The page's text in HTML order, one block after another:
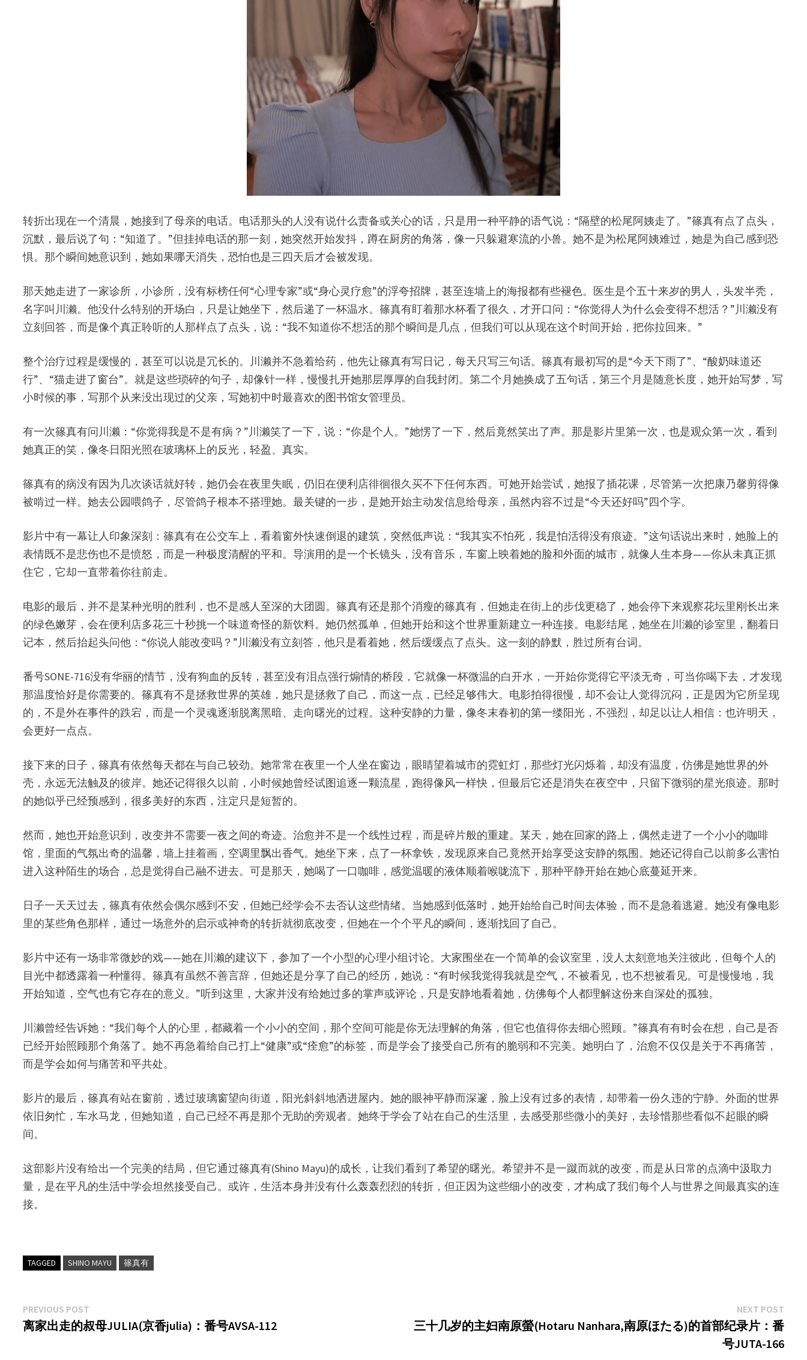
转折出现在一个清晨，她接到了母亲的电话。电话那头的人没有说什么责备或关心的话，只是用一种平静的语气说：“隔壁的松尾阿姨走了。”篠真有点了点头，
沉默，最后说了句：“知道了。”但挂掉电话的那一刻，她突然开始发抖，蹲在厨房的角落，像一只躲避寒流的小兽。她不是为松尾阿姨难过，她是为自己感到恐
惧。那个瞬间她意识到，她如果哪天消失，恐怕也是三四天后才会被发现。
那天她走进了一家诊所，小诊所，没有标榜任何“心理专家”或“身心灵疗愈”的浮夸招牌，甚至连墙上的海报都有些褪色。医生是个五十来岁的男人，头发半秃，
名字叫川濑。他没什么特别的开场白，只是让她坐下，然后递了一杯温水。篠真有盯着那水杯看了很久，才开口问：“你觉得人为什么会变得不想活？”川濑没有
立刻回答，而是像个真正聆听的人那样点了点头，说：“我不知道你不想活的那个瞬间是几点，但我们可以从现在这个时间开始，把你拉回来。”
整个治疗过程是缓慢的，甚至可以说是冗长的。川濑并不急着给药，他先让篠真有写日记，每天只写三句话。篠真有最初写的是“今天下雨了”、“酸奶味道还
行”、“猫走进了窗台”。就是这些琐碎的句子，却像针一样，慢慢扎开她那层厚厚的自我封闭。第二个月她换成了五句话，第三个月是随意长度，她开始写梦，写
小时候的事，写那个从来没出现过的父亲，写她初中时最喜欢的图书馆女管理员。
有一次篠真有问川濑：“你觉得我是不是有病？”川濑笑了一下，说：“你是个人。”她愣了一下，然后竟然笑出了声。那是影片里第一次，也是观众第一次，看到
她真正的笑，像冬日阳光照在玻璃杯上的反光，轻盈、真实。
篠真有的病没有因为几次谈话就好转，她仍会在夜里失眠，仍旧在便利店徘徊很久买不下任何东西。可她开始尝试，她报了插花课，尽管第一次把康乃馨剪得像
被啃过一样。她去公园喂鸽子，尽管鸽子根本不搭理她。最关键的一步，是她开始主动发信息给母亲，虽然内容不过是“今天还好吗”四个字。
影片中有一幕让人印象深刻：篠真有在公交车上，看着窗外快速倒退的建筑，突然低声说：“我其实不怕死，我是怕活得没有痕迹。”这句话说出来时，她脸上的
表情既不是悲伤也不是愤怒，而是一种极度清醒的平和。导演用的是一个长镜头，没有音乐，车窗上映着她的脸和外面的城市，就像人生本身——你从未真正抓
住它，它却一直带着你往前走。
电影的最后，并不是某种光明的胜利，也不是感人至深的大团圆。篠真有还是那个消瘦的篠真有，但她走在街上的步伐更稳了，她会停下来观察花坛里刚长出来
的绿色嫩芽，会在便利店多花三十秒挑一个味道奇怪的新饮料。她仍然孤单，但她开始和这个世界重新建立一种连接。电影结尾，她坐在川濑的诊室里，翻着日
记本，然后抬起头问他：“你说人能改变吗？”川濑没有立刻答，他只是看着她，然后缓缓点了点头。这一刻的静默，胜过所有台词。
番号SONE-716没有华丽的情节，没有狗血的反转，甚至没有泪点强行煽情的桥段，它就像一杯微温的白开水，一开始你觉得它平淡无奇，可当你喝下去，才发现
那温度恰好是你需要的。篠真有不是拯救世界的英雄，她只是拯救了自己，而这一点，已经足够伟大。电影拍得很慢，却不会让人觉得沉闷，正是因为它所呈现
的，不是外在事件的跌宕，而是一个灵魂逐渐脱离黑暗、走向曙光的过程。这种安静的力量，像冬末春初的第一缕阳光，不强烈，却足以让人相信：也许明天，
会更好一点点。
接下来的日子，篠真有依然每天都在与自己较劲。她常常在夜里一个人坐在窗边，眼睛望着城市的霓虹灯，那些灯光闪烁着，却没有温度，仿佛是她世界的外
壳，永远无法触及的彼岸。她还记得很久以前，小时候她曾经试图追逐一颗流星，跑得像风一样快，但最后它还是消失在夜空中，只留下微弱的星光痕迹。那时
的她似乎已经预感到，很多美好的东西，注定只是短暂的。
然而，她也开始意识到，改变并不需要一夜之间的奇迹。治愈并不是一个线性过程，而是碎片般的重建。某天，她在回家的路上，偶然走进了一个小小的咖啡
馆，里面的气氛出奇的温馨，墙上挂着画，空调里飘出香气。她坐下来，点了一杯拿铁，发现原来自己竟然开始享受这安静的氛围。她还记得自己以前多么害怕
进入这种陌生的场合，总是觉得自己融不进去。可是那天，她喝了一口咖啡，感觉温暖的液体顺着喉咙流下，那种平静开始在她心底蔓延开来。
日子一天天过去，篠真有依然会偶尔感到不安，但她已经学会不去否认这些情绪。当她感到低落时，她开始给自己时间去体验，而不是急着逃避。她没有像电影
里的某些角色那样，通过一场意外的启示或神奇的转折就彻底改变，但她在一个个平凡的瞬间，逐渐找回了自己。
影片中还有一场非常微妙的戏——她在川濑的建议下，参加了一个小型的心理小组讨论。大家围坐在一个简单的会议室里，没人太刻意地关注彼此，但每个人的
目光中都透露着一种懂得。篠真有虽然不善言辞，但她还是分享了自己的经历，她说：“有时候我觉得我就是空气，不被看见，也不想被看见。可是慢慢地，我
开始知道，空气也有它存在的意义。”听到这里，大家并没有给她过多的掌声或评论，只是安静地看着她，仿佛每个人都理解这份来自深处的孤独。
川濑曾经告诉她：“我们每个人的心里，都藏着一个小小的空间，那个空间可能是你无法理解的角落，但它也值得你去细心照顾。”篠真有有时会在想，自己是否
已经开始照顾那个角落了。她不再急着给自己打上“健康”或“痊愈”的标签，而是学会了接受自己所有的脆弱和不完美。她明白了，治愈不仅仅是关于不再痛苦，
而是学会如何与痛苦和平共处。
影片的最后，篠真有站在窗前，透过玻璃窗望向街道，阳光斜斜地洒进屋内。她的眼神平静而深邃，脸上没有过多的表情，却带着一份久违的宁静。外面的世界
依旧匆忙，车水马龙，但她知道，自己已经不再是那个无助的旁观者。她终于学会了站在自己的生活里，去感受那些微小的美好，去珍惜那些看似不起眼的瞬
间。
这部影片没有给出一个完美的结局，但它通过篠真有(Shino Mayu)的成长，让我们看到了希望的曙光。希望并不是一蹴而就的改变，而是从日常的点滴中汲取力
量，是在平凡的生活中学会坦然接受自己。或许，生活本身并没有什么轰轰烈烈的转折，但正因为这些细小的改变，才构成了我们每个人与世界之间最真实的连
接。
TAGGED SHINO MAYU 篠真有
文
章
PREVIOUS POST
post:
离家出走的叔母JULIA(京香julia)：番号AVSA-112
NEXT POSTNext
post:
三十几岁的主妇南原螢(Hotaru Nanhara,南原ほたる)的首部纪录片：番
号JUTA-166